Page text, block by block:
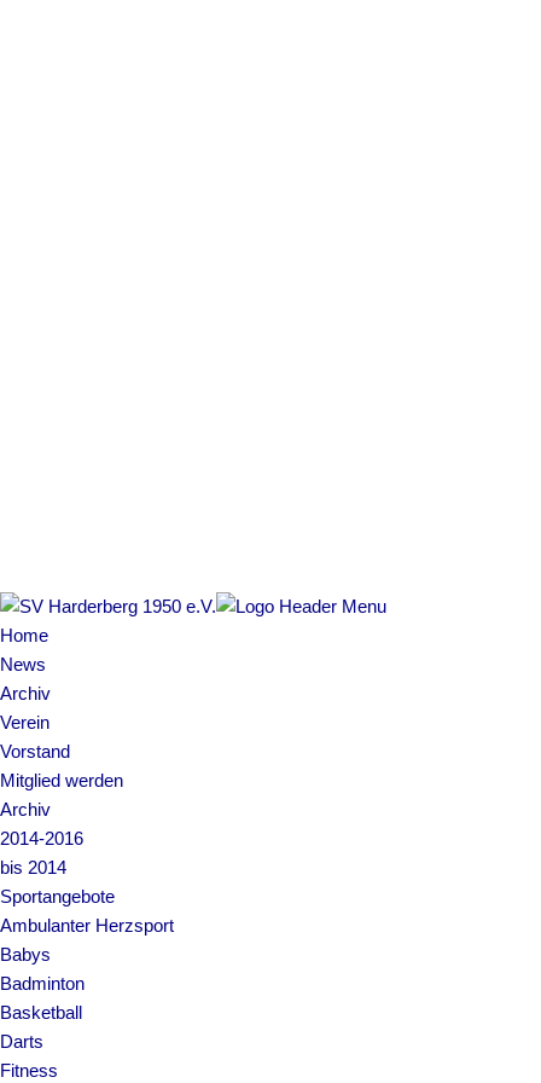
Home
News
Archiv
Verein
Vorstand
Mitglied werden
Archiv
2014-2016
bis 2014
Sportangebote
Ambulanter Herzsport
Babys
Badminton
Basketball
Darts
Fitness